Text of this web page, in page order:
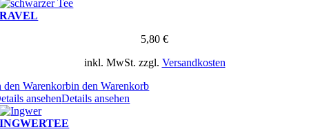
RAVEL
5,80 €
inkl. MwSt. zzgl. Versandkosten
den Warenkorbin den Warenkorb
ansehenDetails ansehen
INGWERTEE